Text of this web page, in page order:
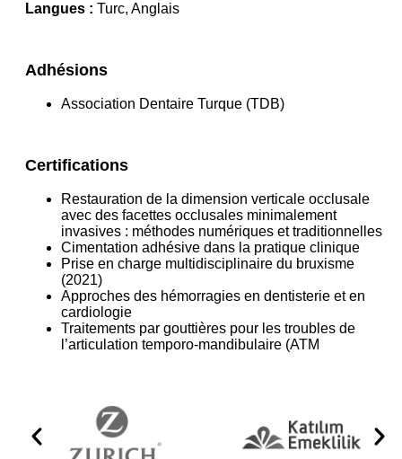
Langues : Turc, Anglais
Adhésions
Association Dentaire Turque (TDB)
Certifications
Restauration de la dimension verticale occlusale
avec des facettes occlusales minimalement
invasives : méthodes numériques et traditionnelles
Cimentation adhésive dans la pratique clinique
Prise en charge multidisciplinaire du bruxisme
(2021)
Approches des hémorragies en dentisterie et en
cardiologie
Traitements par gouttières pour les troubles de
l’articulation temporo-mandibulaire (ATM